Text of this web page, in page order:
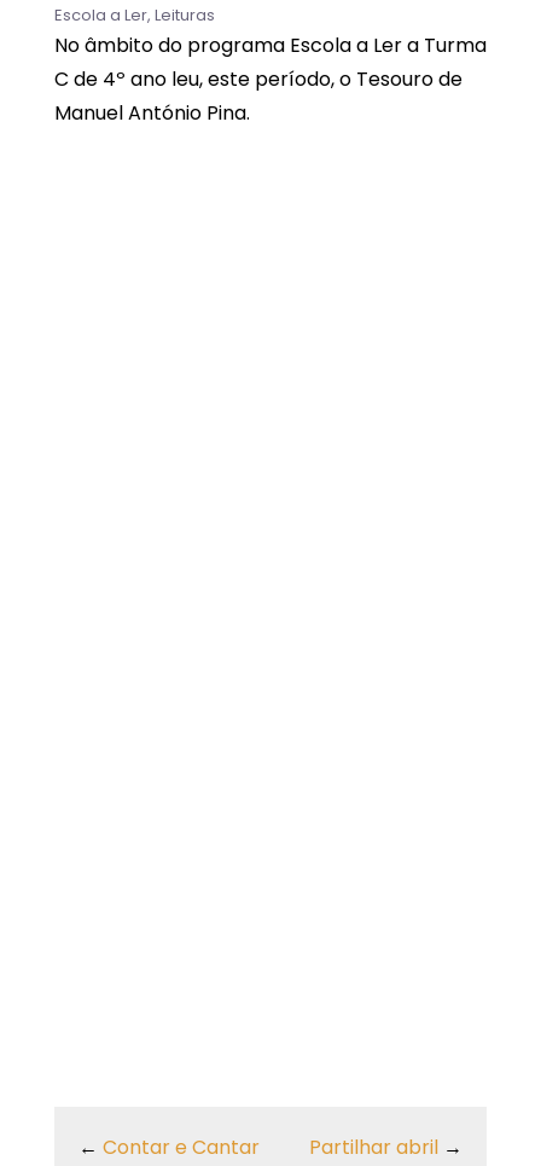
Escola a Ler Leituras
No âmbito do programa Escola a Ler a Turma
C de 4º ano leu, este período, o Tesouro de
Manuel António Pina.
← Contar e Cantar
Partilhar abril →